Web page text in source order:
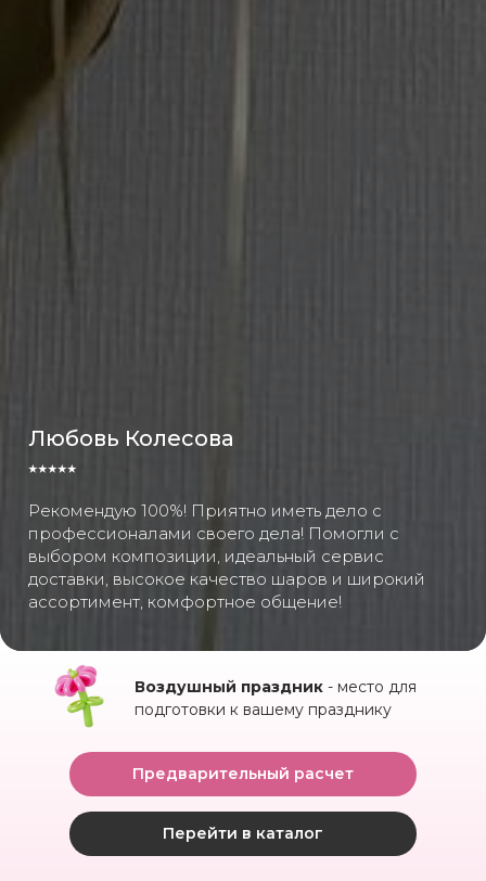
Любовь Колесова
⭑⭑⭑⭑⭑
Рекомендую 100%! Приятно иметь дело с
профессионалами своего дела! Помогли с
выбором композиции, идеальный сервис
доставки, высокое качество шаров и широкий
ассортимент, комфортное общение!
Воздушный праздник - место для
подготовки к вашему празднику
Перейти в каталог
Предварительный расчет